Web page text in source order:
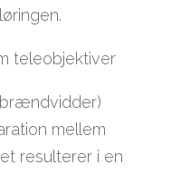
teleobjektiver
mellem
resulterer i en